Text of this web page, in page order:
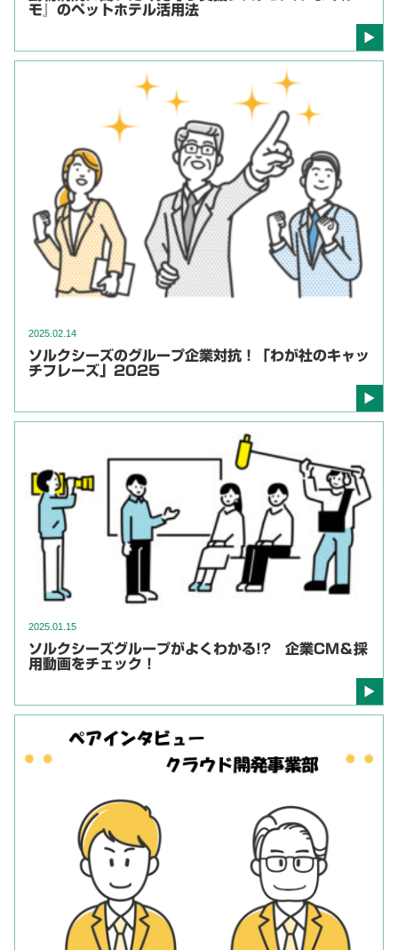
モ』のペットホテル活用法
2025.02.14
ソルクシーズのグループ企業対抗！「わが社のキャッ
チフレーズ」2025
2025.01.15
ソルクシーズグループがよくわかる!? 企業CM＆採
用動画をチェック！